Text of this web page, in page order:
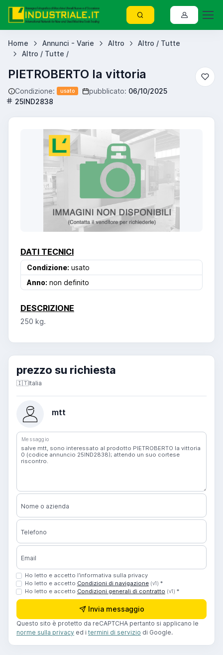
Home Annunci - Varie Altro
Altro / Tutte
Altro / Tutte /
PIETROBERTO la vittoria
Condizione: usato pubblicato: 06/10/2025
25IND2838
DATI TECNICI
Condizione: usato
Anno: non definito
DESCRIZIONE
250 kg.
prezzo su richiesta
🇮🇹Italia
mtt
Messaggio
Nome o azienda
Telefono
Email
Ho letto e accetto l’informativa sulla privacy
Ho letto e accetto Condizioni di navigazione (v1) *
Ho letto e accetto Condizioni generali di contratto (v1) *
Invia messaggio
Questo sito è protetto da reCAPTCHA pertanto si applicano le
norme sulla privacy ed i termini di servizio di Google.